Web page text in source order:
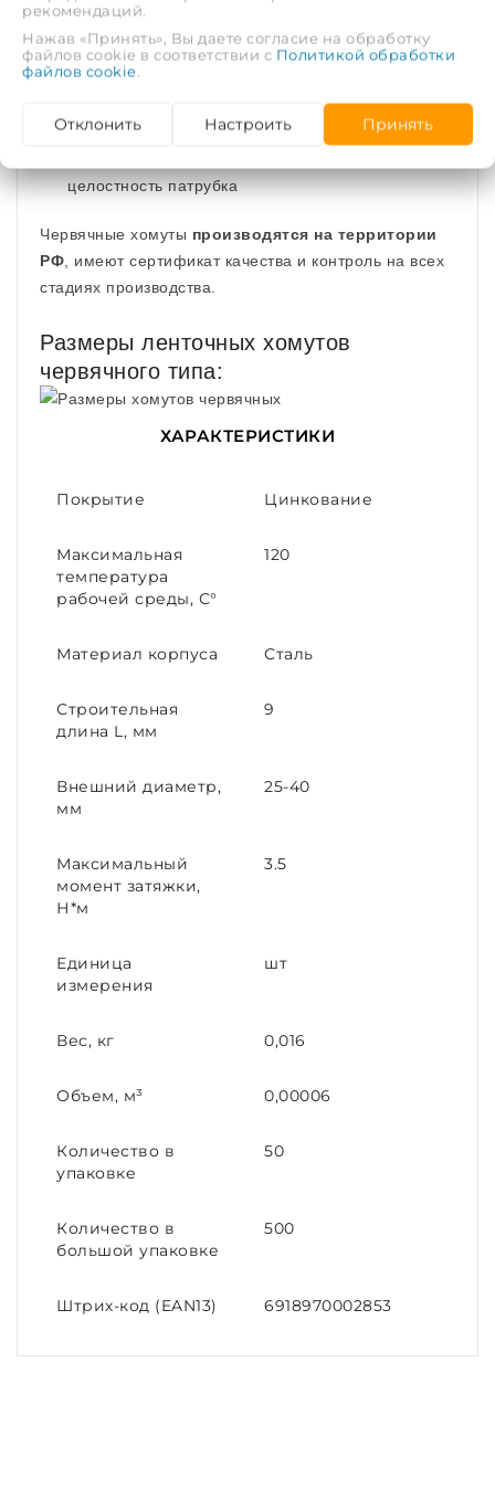
отличие от дешевых зарубежных аналогов
поверхность шланга не повреждается
целостность патрубка
Червячные хомуты производятся на территории
РФ , имеют сертификат качества и контроль на всех
стадиях производства.
Размеры ленточных хомутов
червячного типа:
ХАРАКТЕРИСТИКИ
Покрытие Цинкование
Максимальная
температура
рабочей среды, С°
120
Материал корпуса Сталь
Строительная
длина L, мм
9
Внешний диаметр,
мм
25-40
Максимальный
момент затяжки,
Н*м
3.5
Единица
измерения
шт
Вес, кг 0,016
Объем, м³ 0,00006
Количество в
упаковке
50
Количество в
большой упаковке
500
Штрих-код (EAN13) 6918970002853
рекомендаций.
Нажав «Принять», Вы даете согласие на обработку
файлов cookie в соответствии с Политикой обработки
файлов cookie.
Отклонить Настроить Принять